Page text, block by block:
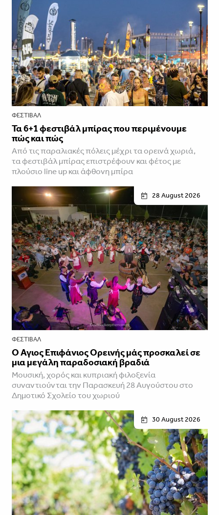
ΦΕΣΤΙΒΑΛ
Τα 6+1 φεστιβάλ μπίρας που περιμένουμε
πώς και πώς
Από τις παραλιακές πόλεις μέχρι τα ορεινά χωριά,
τα φεστιβάλ μπίρας επιστρέφουν και φέτος με
πλούσιο line up και άφθονη μπίρα
28 August 2026
ΦΕΣΤΙΒΑΛ
Ο Άγιος Επιφάνιος Ορεινής μάς προσκαλεί σε
μια μεγάλη παραδοσιακή βραδιά
Μουσική, χορός και κυπριακή φιλοξενία
συναντιούνται την Παρασκευή 28 Αυγούστου στο
Δημοτικό Σχολείο του χωριού
30 August 2026